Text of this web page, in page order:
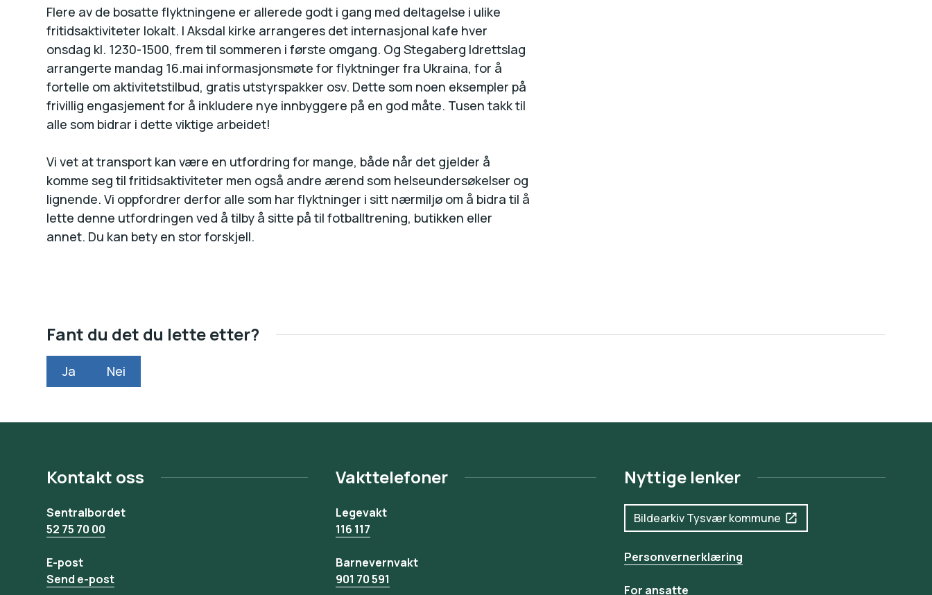
Flere av de bosatte flyktningene er allerede godt i gang med deltagelse i ulike
fritidsaktiviteter lokalt. I Aksdal kirke arrangeres det internasjonal kafe hver
onsdag kl. 1230-1500, frem til sommeren i første omgang. Og Stegaberg Idrettslag
arrangerte mandag 16.mai informasjonsmøte for flyktninger fra Ukraina, for å
fortelle om aktivitetstilbud, gratis utstyrspakker osv. Dette som noen eksempler på
frivillig engasjement for å inkludere nye innbyggere på en god måte. Tusen takk til
alle som bidrar i dette viktige arbeidet!
Vi vet at transport kan være en utfordring for mange, både når det gjelder å
komme seg til fritidsaktiviteter men også andre ærend som helseundersøkelser og
lignende. Vi oppfordrer derfor alle som har flyktninger i sitt nærmiljø om å bidra til å
lette denne utfordringen ved å tilby å sitte på til fotballtrening, butikken eller
annet. Du kan bety en stor forskjell.
Fant du det du lette etter?
Ja Nei
Kontakt oss
Sentralbordet
52 75 70 00
E-post
Send e-post
Vakttelefoner
Legevakt
116 117
Barnevernvakt
901 70 591
Nyttige lenker
Bildearkiv Tysvær kommune
Personvernerklæring
For ansatte